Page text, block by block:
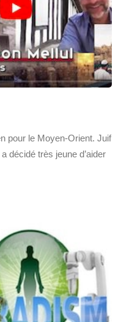
pour le Moyen-Orient. Juif
décidé très jeune d’aider